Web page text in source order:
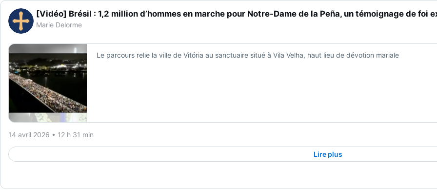
[Vidéo] Brésil : 1,2 million d’hommes en marche pour Notre-Dame de la Peña, un témoignage de foi
Marie Delorme
Le parcours relie la ville de Vitória au sanctuaire situé à Vila Velha, haut lieu de dévotion mariale
14 avril 2026 • 12 h 31 min
Lire plus